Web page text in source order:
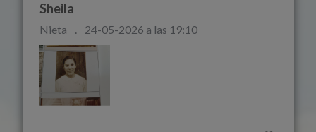
Sheila
Nieta . 24-05-2026 a las 19:10